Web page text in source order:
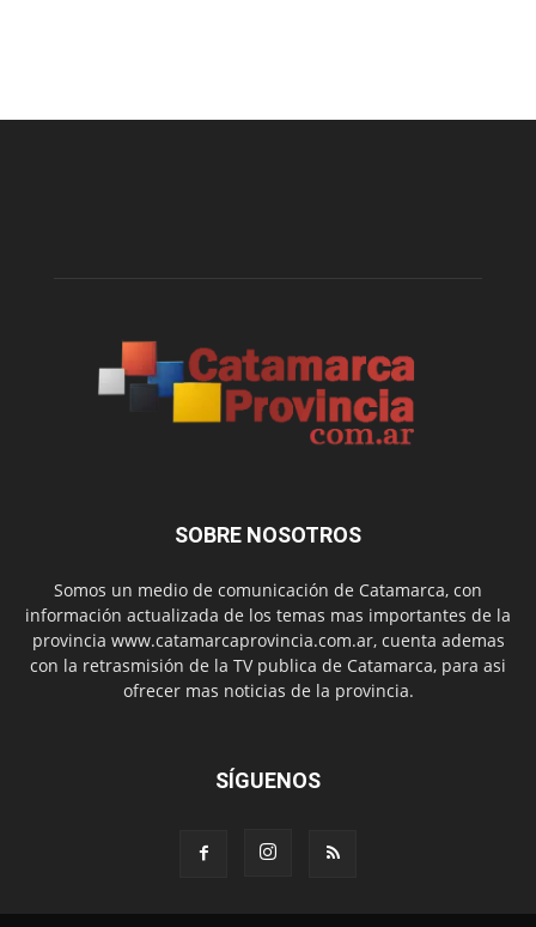
SOBRE NOSOTROS
Somos un medio de comunicación de Catamarca, con
información actualizada de los temas mas importantes de la
provincia www.catamarcaprovincia.com.ar, cuenta ademas
con la retrasmisión de la TV publica de Catamarca, para asi
ofrecer mas noticias de la provincia.
SÍGUENOS